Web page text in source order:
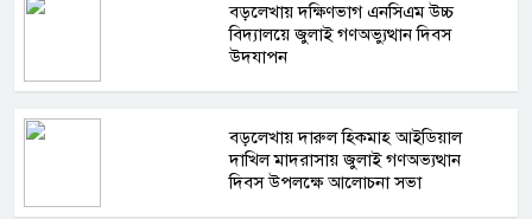
বড়লেখায় দক্ষিণভাগ এনসিএম উচ্চ
বিদ্যালয়ে জুলাই গণঅভ্যুত্থান দিবস
উদযাপন
বড়লেখায় দারুল হিকমাহ আইডিয়াল
দাখিল মাদরাসায় জুলাই গণঅভ্যত্থান
দিবস উপলক্ষে আলোচনা সভা